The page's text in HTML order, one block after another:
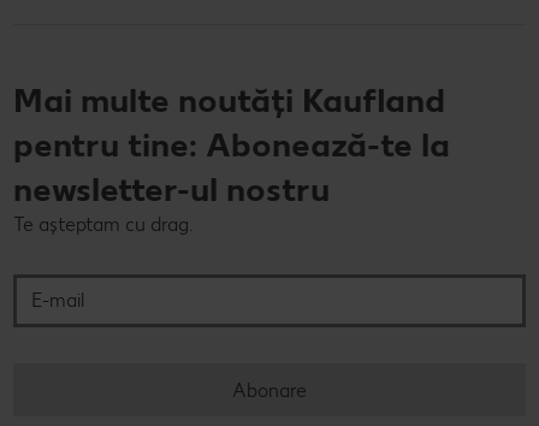
Mai multe noutăți Kaufland
pentru tine: Abonează-te la
newsletter-ul nostru
Te așteptam cu drag.
Abonare